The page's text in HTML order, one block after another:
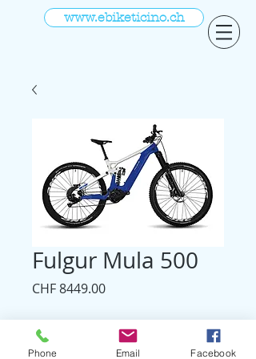
www.ebiketicino.ch
Fulgur Mula 500
CHF 8449.00Prezzo
Venduto da
Phone Email Facebook